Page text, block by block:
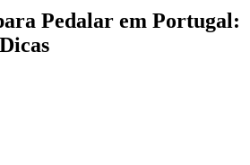
Pedalar em Portugal: